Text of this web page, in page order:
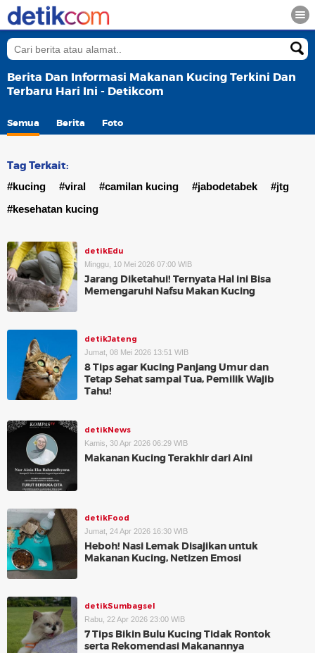
Berita Dan Informasi Makanan Kucing Terkini Dan
Terbaru Hari Ini - Detikcom
Semua Berita Foto
Tag Terkait:
#kucing #viral #camilan kucing #jabodetabek
#jtg
#kesehatan kucing
detikEdu
Minggu, 10 Mei 2026 07:00 WIB
Jarang Diketahui! Ternyata Hal ini Bisa
Memengaruhi Nafsu Makan Kucing
detikJateng
Jumat, 08 Mei 2026 13:51 WIB
8 Tips agar Kucing Panjang Umur dan
Tetap Sehat sampai Tua, Pemilik Wajib
Tahu!
detikNews
Kamis, 30 Apr 2026 06:29 WIB
Makanan Kucing Terakhir dari Aini
detikFood
Jumat, 24 Apr 2026 16:30 WIB
Heboh! Nasi Lemak Disajikan untuk
Makanan Kucing, Netizen Emosi
detikSumbagsel
Rabu, 22 Apr 2026 23:00 WIB
7 Tips Bikin Bulu Kucing Tidak Rontok
serta Rekomendasi Makanannya